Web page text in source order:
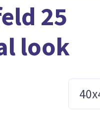
25
look